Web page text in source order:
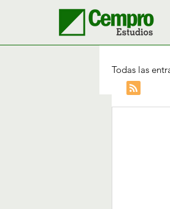
Todas las